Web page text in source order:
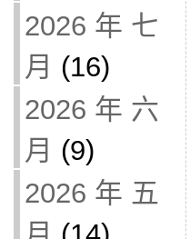
2026 年 七
月 (16)
2026 年 六
月 (9)
2026 年 五